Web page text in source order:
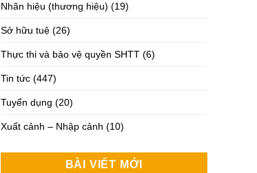
Nhãn hiệu (thương hiệu) (19)
Sở hữu tuệ (26)
Thực thi và bảo vệ quyền SHTT (6)
Tin tức (447)
Tuyển dụng (20)
Xuất cảnh – Nhập cảnh (10)
BÀI VIẾT MỚI